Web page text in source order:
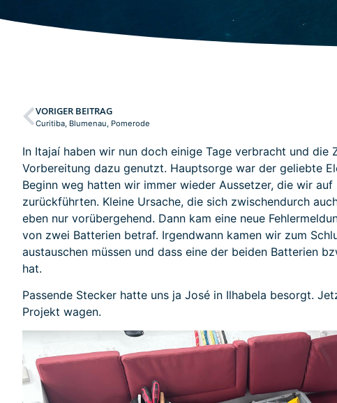
VORIGER BEITRAG
Curitiba, Blumenau, Pomerode
In Itajaí haben wir nun doch einige Tage verbracht und die
Vorbereitung dazu genutzt. Hauptsorge war der geliebte
Beginn weg hatten wir immer wieder Aussetzer, die wir
zurückführten. Kleine Ursache, die sich zwischendurch
eben nur vorübergehend. Dann kam eine neue
von zwei Batterien betraf. Irgendwann kamen wir zum
austauschen müssen und dass eine der beiden Batterien
hat.
Passende Stecker hatte uns ja José in Ilhabela besorgt.
Projekt wagen.